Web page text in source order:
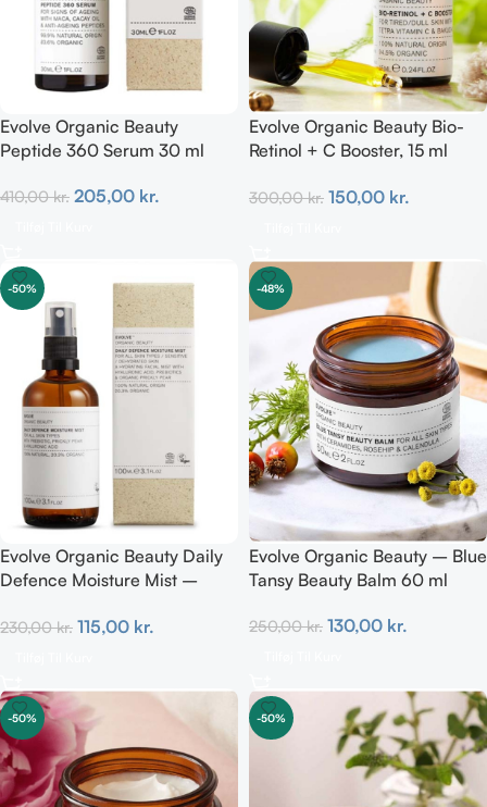
Evolve Organic Beauty
Peptide 360 Serum 30 ml
410,00kr. 205,00 kr.
Evolve Organic Beauty Bio-
Retinol + C Booster, 15 ml
300,00kr. 150,00 kr.
-50%
Evolve Organic Beauty Daily
Defence Moisture Mist –
230,00kr. 115,00 kr.
-48%
Evolve Organic Beauty – Blue
Tansy Beauty Balm 60 ml
250,00kr. 130,00 kr.
-50% -50%